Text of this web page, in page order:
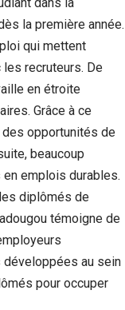
la première année.
qui mettent
recruteurs. De
en étroite
Grâce à ce
opportunités de
beaucoup
emplois durables.
diplômés de
témoigne de
au sein
pour occuper